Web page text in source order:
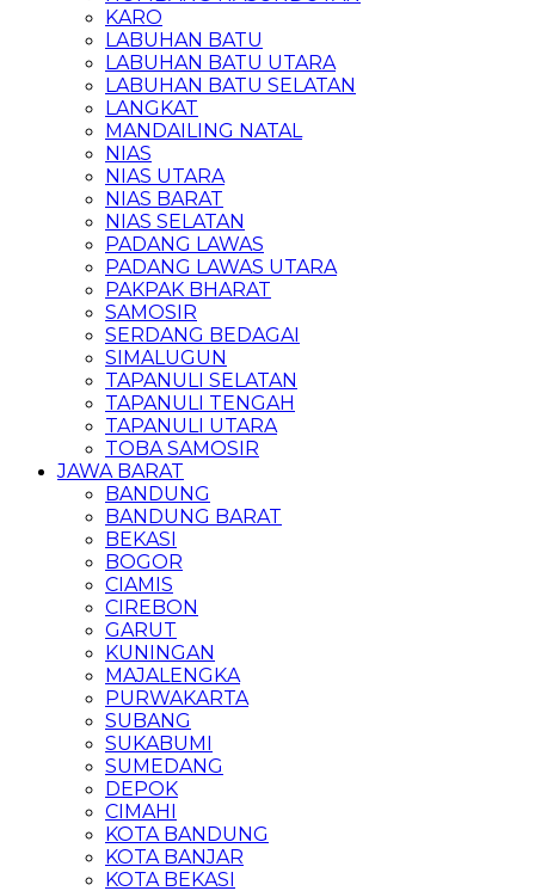
KARO
LABUHAN BATU
LABUHAN BATU UTARA
LABUHAN BATU SELATAN
LANGKAT
MANDAILING NATAL
NIAS
NIAS UTARA
NIAS BARAT
NIAS SELATAN
PADANG LAWAS
PADANG LAWAS UTARA
PAKPAK BHARAT
SAMOSIR
SERDANG BEDAGAI
SIMALUGUN
TAPANULI SELATAN
TAPANULI TENGAH
TAPANULI UTARA
TOBA SAMOSIR
JAWA BARAT
BANDUNG
BANDUNG BARAT
BEKASI
BOGOR
CIAMIS
CIREBON
GARUT
KUNINGAN
MAJALENGKA
PURWAKARTA
SUBANG
SUKABUMI
SUMEDANG
DEPOK
CIMAHI
KOTA BANDUNG
KOTA BANJAR
KOTA BEKASI